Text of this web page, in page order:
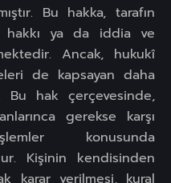
Bu hakka, tarafın
hakkı ya da iddia ve
Ancak, hukukî
de kapsayan daha
hak çerçevesinde,
gerekse karşı
konusunda
Kişinin kendisinden
karar verilmesi, kural